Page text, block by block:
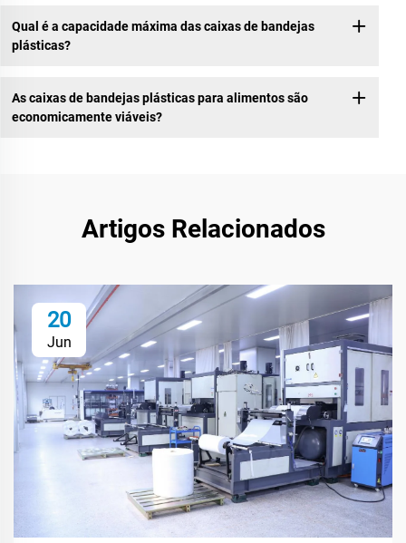
Qual é a capacidade máxima das caixas de bandejas
plásticas?
As caixas de bandejas plásticas para alimentos são
economicamente viáveis?
Artigos Relacionados
20
Jun